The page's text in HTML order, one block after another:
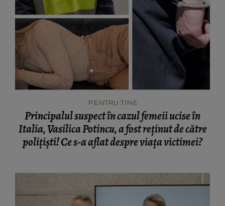
PENTRU TINE
Principalul suspect în cazul femeii ucise în
Italia, Vasilica Potincu, a fost reținut de către
polițiști! Ce s-a aflat despre viața victimei?